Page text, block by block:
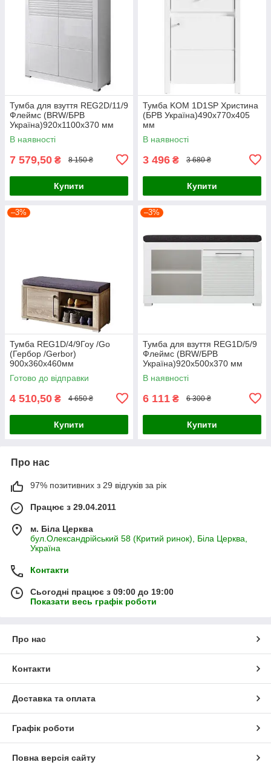
Тумба для взуття REG2D/11/9
Флеймс (BRW/БРВ
Україна)920х1100х370 мм
В наявності
7 579,50 ₴ 8 150 ₴
Купити
Тумба KOM 1D1SP Христина
(БРВ Україна)490х770х405
мм
В наявності
3 496 ₴ 3 680 ₴
Купити
–3%
Тумба REG1D/4/9Гоу /Go
(Гербор /Gerbor)
900х360х460мм
Готово до відправки
4 510,50 ₴ 4 650 ₴
Купити
–3%
Тумба для взуття REG1D/5/9
Флеймс (BRW/БРВ
Україна)920х500х370 мм
В наявності
6 111 ₴ 6 300 ₴
Купити
Про нас
97% позитивних з 29 відгуків за рік
Працює з 29.04.2011
м. Біла Церква
бул.Олександрійський 58 (Критий ринок), Біла Церква,
Україна
Контакти
Сьогодні працює з 09:00 до 19:00
Показати весь графік роботи
Про нас
Контакти
Доставка та оплата
Графік роботи
Повна версія сайту